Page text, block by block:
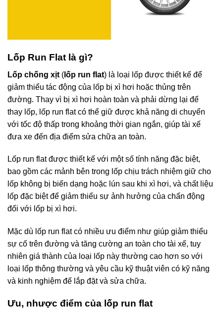
Lốp Run Flat là gì?
Lốp chống xịt ( lốp run flat) là loại lốp được thiết kế để
giảm thiểu tác động của lốp bị xì hơi hoặc thủng trên
đường. Thay vì bị xì hơi hoàn toàn và phải dừng lại để
thay lốp, lốp run flat có thể giữ được khả năng di chuyển
với tốc độ thấp trong khoảng thời gian ngắn, giúp tài xế
đưa xe đến địa điểm sửa chữa an toàn.
Lốp run flat được thiết kế với một số tính năng đặc biệt,
bao gồm các mảnh bên trong lốp chịu trách nhiệm giữ cho
lốp không bị biến dạng hoặc lún sau khi xì hơi, và chất liệu
lốp đặc biệt để giảm thiểu sự ảnh hưởng của chấn động
đối với lốp bị xì hơi.
Mặc dù lốp run flat có nhiều ưu điểm như giúp giảm thiểu
sự cố trên đường và tăng cường an toàn cho tài xế, tuy
nhiên giá thành của loại lốp này thường cao hơn so với
loại lốp thông thường và yêu cầu kỹ thuật viên có kỹ năng
và kinh nghiệm để lắp đặt và sửa chữa.
Ưu, nhược điểm của lốp run flat